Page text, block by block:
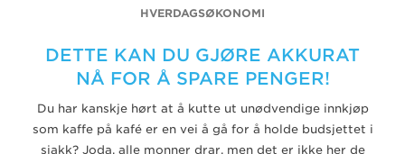
HVERDAGSØKONOMI
DETTE KAN DU GJØRE AKKURAT
NÅ FOR Å SPARE PENGER!
Du har kanskje hørt at å kutte ut unødvendige innkjøp
som kaffe på kafé er en vei å gå for å holde budsjettet i
sjakk? Joda, alle monner drar, men det er ikke her de